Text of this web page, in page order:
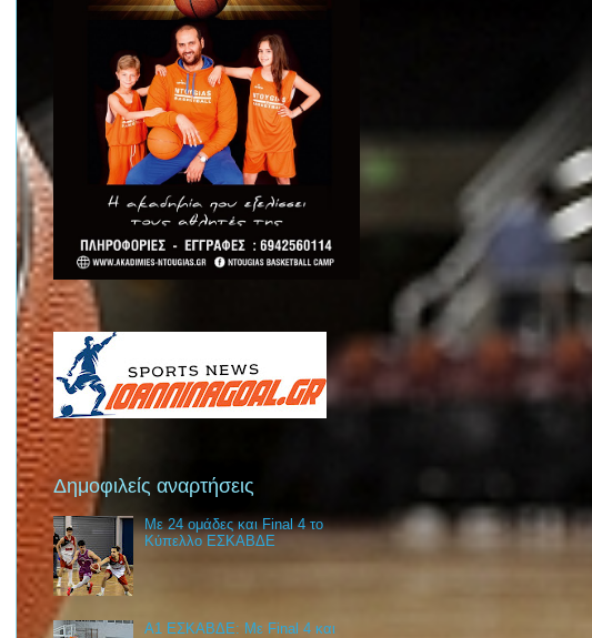
Δημοφιλείς αναρτήσεις
Με 24 ομάδες και Final 4 το
Κύπελλο ΕΣΚΑΒΔΕ
Α1 ΕΣΚΑΒΔΕ: Με Final 4 και